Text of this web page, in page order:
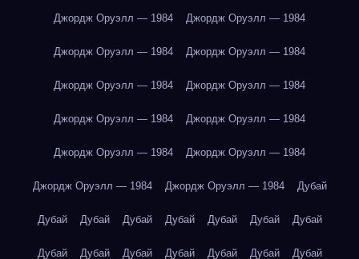
Джордж Оруэлл — 1984 Джордж Оруэлл — 1984
Джордж Оруэлл — 1984 Джордж Оруэлл — 1984
Джордж Оруэлл — 1984 Джордж Оруэлл — 1984
Джордж Оруэлл — 1984 Джордж Оруэлл — 1984
Джордж Оруэлл — 1984 Джордж Оруэлл — 1984
Джордж Оруэлл — 1984 Джордж Оруэлл — 1984 Дубай
Дубай Дубай Дубай Дубай Дубай Дубай Дубай
Дубай Дубай Дубай Дубай Дубай Дубай Дубай